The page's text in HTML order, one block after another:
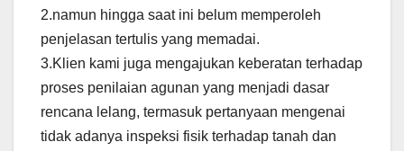
2.namun hingga saat ini belum memperoleh
penjelasan tertulis yang memadai.
3.Klien kami juga mengajukan keberatan terhadap
proses penilaian agunan yang menjadi dasar
rencana lelang, termasuk pertanyaan mengenai
tidak adanya inspeksi fisik terhadap tanah dan